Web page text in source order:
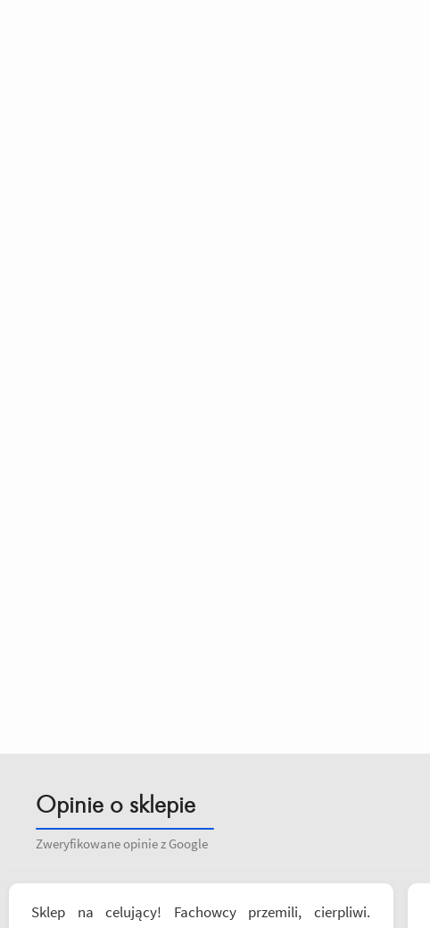
Opinie o sklepie
Zweryfikowane opinie z Google
Sklep na celujący! Fachowcy przemili, cierpliwi.